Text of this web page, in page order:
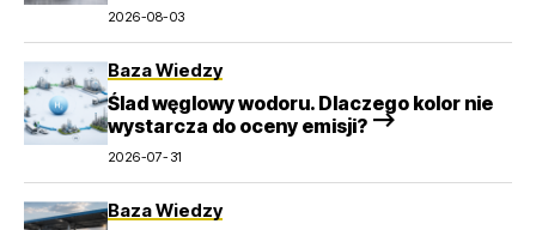
2026-08-03
Baza Wiedzy
Ślad węglowy wodoru. Dlaczego kolor nie
wystarcza do oceny emisji? –>
2026-07-31
Baza Wiedzy